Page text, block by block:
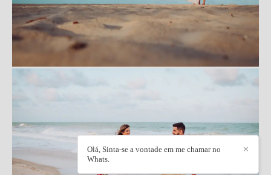
✕
Olá, Sinta-se a vontade em me chamar no
Whats.